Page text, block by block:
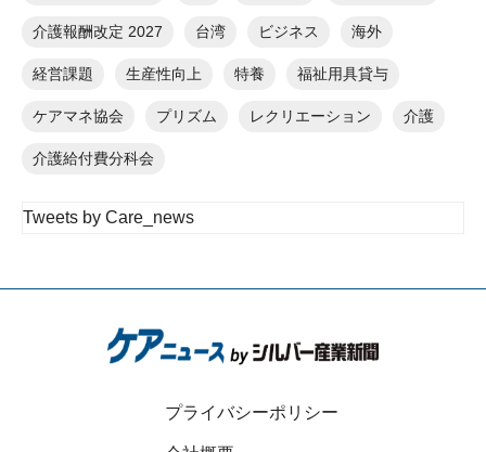
介護報酬改定 2027 台湾 ビジネス 海外
経営課題 生産性向上 特養 福祉用具貸与
ケアマネ協会 プリズム レクリエーション 介護
介護給付費分科会
Tweets by Care_news
プライバシーポリシー